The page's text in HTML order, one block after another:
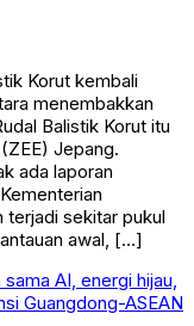
Korut kembali
menembakkan
Balistik Korut itu
Jepang.
ada laporan
terjadi sekitar pukul
awal, […]